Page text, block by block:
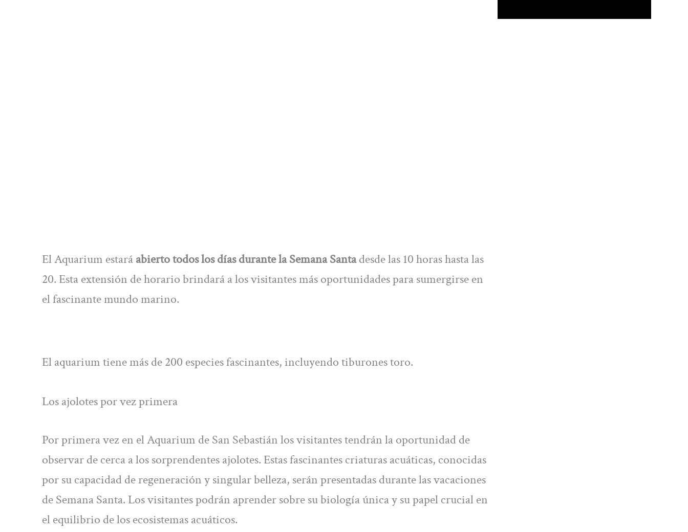
El Aquarium estaráabierto todos los días durante la Semana Santadesde las 10 horas hasta las
20. Esta extensión de horario brindará a los visitantes más oportunidades para sumergirse en
el fascinante mundo marino.
El aquarium tiene más de 200 especies fascinantes, incluyendo tiburones toro.
Los ajolotes por vez primera
Por primera vez en el Aquarium de San Sebastián los visitantes tendrán la oportunidad de
observar de cerca a los sorprendentes ajolotes. Estas fascinantes criaturas acuáticas, conocidas
por su capacidad de regeneración y singular belleza, serán presentadas durante las vacaciones
de Semana Santa. Los visitantes podrán aprender sobre su biología única y su papel crucial en
el equilibrio de los ecosistemas acuáticos.